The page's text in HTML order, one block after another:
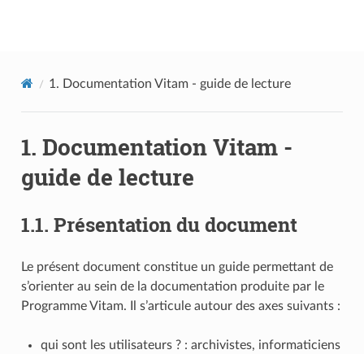
1. Documentation Vitam - guide de lecture
1. Documentation Vitam -
guide de lecture
1.1. Présentation du document
Le présent document constitue un guide permettant de
s’orienter au sein de la documentation produite par le
Programme Vitam. Il s’articule autour des axes suivants :
qui sont les utilisateurs ? : archivistes, informaticiens